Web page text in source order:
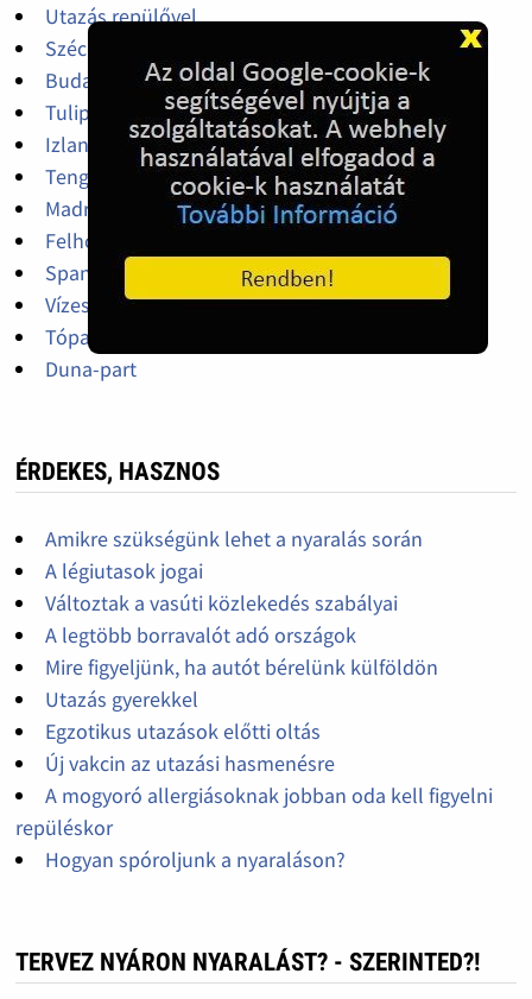
Utazás repülővel
Széchenyi gyógyfürdő, Budapest
Budapest, főváros, parlament
Tulipán ültetvény Hollandiában
Izlandon ilyen egy kápolna
Tengeri szoros, hajó tranzit
Madrid
Felhőkarcolók között
Spanyol üdülés, tengerpart
Vízesés
Tóparti vár
Duna-part
ÉRDEKES, HASZNOS
Amikre szükségünk lehet a nyaralás során
A légiutasok jogai
Változtak a vasúti közlekedés szabályai
A legtöbb borravalót adó országok
Mire figyeljünk, ha autót bérelünk külföldön
Utazás gyerekkel
Egzotikus utazások előtti oltás
Új vakcin az utazási hasmenésre
A mogyoró allergiásoknak jobban oda kell figyelni
repüléskor
Hogyan spóroljunk a nyaraláson?
TERVEZ NYÁRON NYARALÁST? - SZERINTED?!